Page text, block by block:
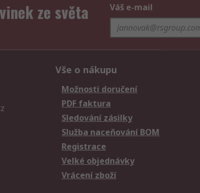
ze světa
Váš e-mail
Vše o nákupu
Možnosti doručení
PDF faktura
Sledování zásilky
Služba naceňování BOM
Registrace
Velké objednávky
Vrácení zboží